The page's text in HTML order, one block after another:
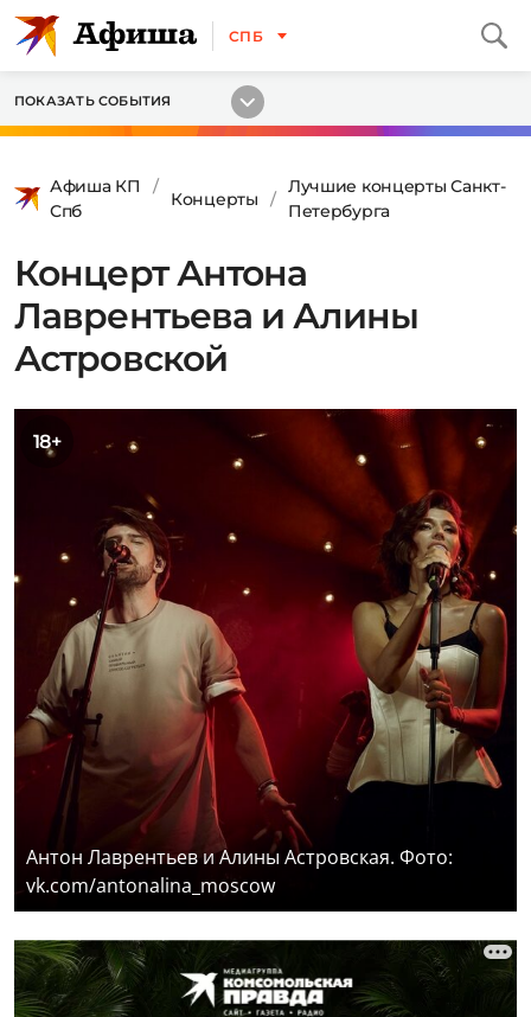
СПБ
ПОКАЗАТЬ СОБЫТИЯ
Афиша КП
Спб
Концерты
Лучшие концерты Санкт-
Петербурга
Концерт Антона
Лаврентьева и Алины
Астровской
18+
Антон Лаврентьев и Алины Астровская. Фото:
vk.com/antonalina_moscow